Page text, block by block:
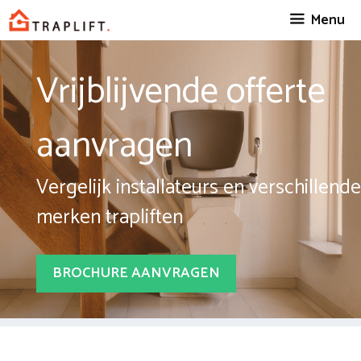
Spring
naar
inhoud
Menu
Vrijblijvende offerte
aanvragen
Vergelijk installateurs en verschillende
merken trapliften
BROCHURE AANVRAGEN